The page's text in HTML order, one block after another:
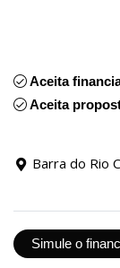
Aceita
Aceita
Barra do Rio
Simule o